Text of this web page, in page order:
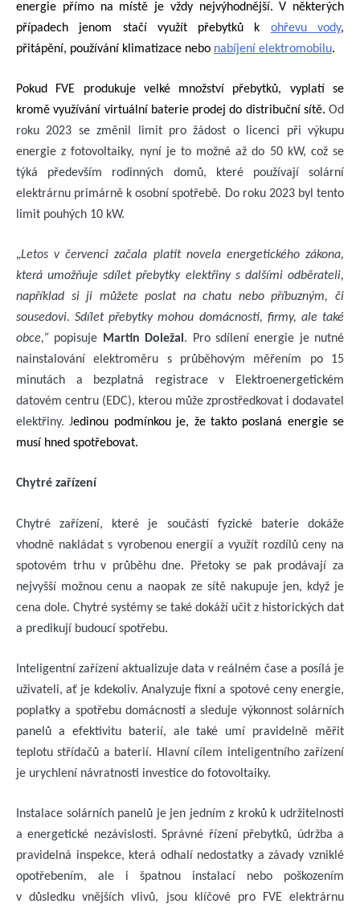
energie přímo na místě je vždy nejvýhodnější. V některých
případech jenom stačí využít přebytků k ohřevu vody,
přitápění, používání klimatizace nebo nabíjení elektromobilu.
Pokud FVE produkuje velké množství přebytků, vyplatí se
kromě využívání virtuální baterie prodej do distribuční sítě. Od
roku 2023 se změnil limit pro žádost o licenci při výkupu
energie z fotovoltaiky, nyní je to možné až do 50 kW, což se
týká především rodinných domů, které používají solární
elektrárnu primárně k osobní spotřebě. Do roku 2023 byl tento
limit pouhých 10 kW.
„Letos v červenci začala platit novela energetického zákona,
která umožňuje sdílet přebytky elektřiny s dalšími odběrateli,
například si ji můžete poslat na chatu nebo příbuzným, či
sousedovi. Sdílet přebytky mohou domácnosti, firmy, ale také
obce,“ popisuje Martin Doležal. Pro sdílení energie je nutné
nainstalování elektroměru s průběhovým měřením po 15
minutách a bezplatná registrace v Elektroenergetickém
datovém centru (EDC), kterou může zprostředkovat i dodavatel
elektřiny. Jedinou podmínkou je, že takto poslaná energie se
musí hned spotřebovat.
Chytré zařízení
Chytré zařízení, které je součástí fyzické baterie dokáže
vhodně nakládat s vyrobenou energií a využít rozdílů ceny na
spotovém trhu v průběhu dne. Přetoky se pak prodávají za
nejvyšší možnou cenu a naopak ze sítě nakupuje jen, když je
cena dole. Chytré systémy se také dokáží učit z historických dat
a predikují budoucí spotřebu.
Inteligentní zařízení aktualizuje data v reálném čase a posílá je
uživateli, ať je kdekoliv. Analyzuje fixní a spotové ceny energie,
poplatky a spotřebu domácnosti a sleduje výkonnost solárních
panelů a efektivitu baterií, ale také umí pravidelně měřit
teplotu střídačů a baterií. Hlavní cílem inteligentního zařízení
je urychlení návratnosti investice do fotovoltaiky.
Instalace solárních panelů je jen jedním z kroků k udržitelnosti
a energetické nezávislosti. Správné řízení přebytků, údržba a
pravidelná inspekce, která odhalí nedostatky a závady vzniklé
opotřebením, ale i špatnou instalací nebo poškozením
v důsledku vnějších vlivů, jsou klíčové pro FVE elektrárnu